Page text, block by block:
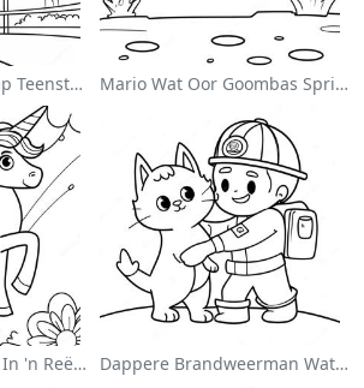
Wwe Wrester Wat Op Teenstander Spring Inkleurblad Mario Wat Oor Goombas Spring Inkleurblad
Magiese Eenhoring In 'n Reënboog Inkleurblad Dappere Brandweerman Wat 'n Kat Red Inkleurblad